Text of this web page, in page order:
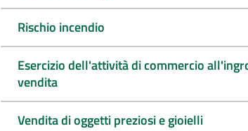
Rischio incendio
Esercizio dell'attività di commercio
vendita
Vendita di oggetti preziosi e gioielli